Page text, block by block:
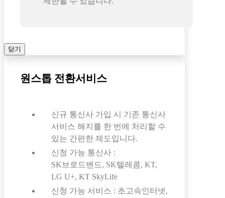
닫기
원스톱 전환서비스
신규 통신사 가입 시 기존 통신사
서비스 해지를 한 번에 처리할 수
있는 간편한 제도입니다.
신청 가능 통신사 :
SK브로드밴드, SK텔레콤, KT,
LG U+, KT SkyLife
신청 가능 서비스 : 초고속인터넷,